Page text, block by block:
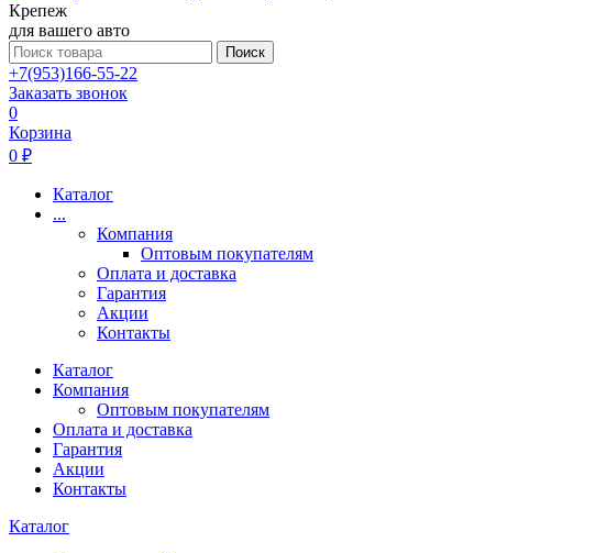
Крепеж
для вашего авто
Поиск
+7(953)166-55-22
Заказать звонок
0
Корзина
0 ₽
Каталог
...
Компания
Оптовым покупателям
Оплата и доставка
Гарантия
Акции
Контакты
Каталог
Компания
Оптовым покупателям
Оплата и доставка
Гарантия
Акции
Контакты
Каталог